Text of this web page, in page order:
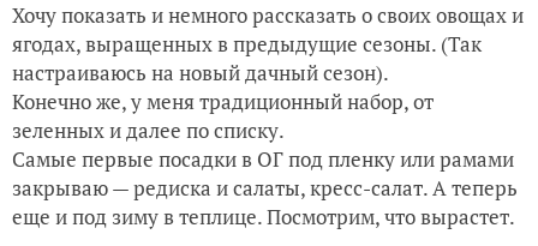
Хочу показать и немного рассказать о своих овощах и
ягодах, выращенных в предыдущие сезоны. (Так
настраиваюсь на новый дачный сезон).
Конечно же, у меня традиционный набор, от
зеленных и далее по списку.
Самые первые посадки в ОГ под пленку или рамами
закрываю — редиска и салаты, кресс-салат. А теперь
еще и под зиму в теплице. Посмотрим, что вырастет.